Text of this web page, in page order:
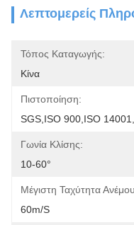
Λεπτομερείς
Τόπος Καταγωγής:
Κίνα
Πιστοποίηση:
SGS,ISO 900,ISO
Γωνία Κλίσης:
10-60°
Μέγιστη Ταχύτητα
60m/s